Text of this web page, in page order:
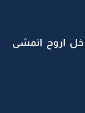
اروح اتمشى